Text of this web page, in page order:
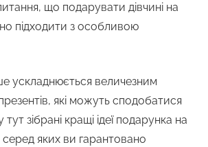
що подарувати дівчині на
підходити з особливою
ускладнюється величезним
які можуть сподобатися
тут зібрані кращі ідеї подарунка на
серед яких ви гарантовано